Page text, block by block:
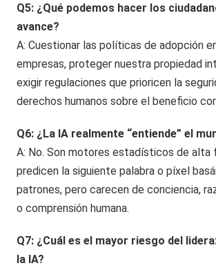
Q5: ¿Qué podemos hacer los
avance?
A: Cuestionar las políticas de adopción
empresas, proteger nuestra propiedad
exigir regulaciones que prioricen la
derechos humanos sobre el beneficio
Q6: ¿La IA realmente “entiende” el
A: No. Son motores estadísticos de alta
predicen la siguiente palabra o píxel
patrones, pero carecen de conciencia,
o comprensión humana.
Q7: ¿Cuál es el mayor riesgo del
la IA?